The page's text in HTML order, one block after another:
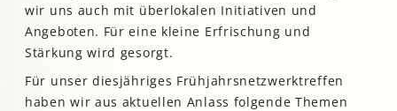
wir uns auch mit überlokalen Initiativen und
Angeboten. Für eine kleine Erfrischung und
Stärkung wird gesorgt.
Für unser diesjähriges Frühjahrsnetzwerktreffen
haben wir aus aktuellen Anlass folgende Themen